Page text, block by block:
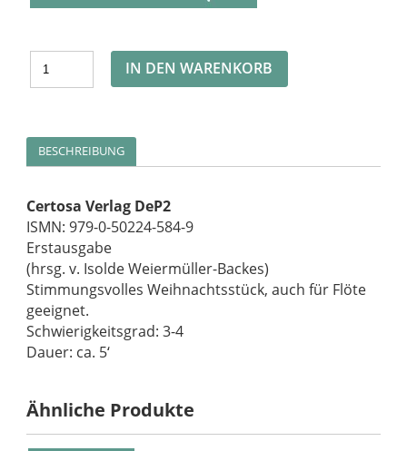
IN DEN WARENKORB
BESCHREIBUNG
Certosa Verlag DeP2
ISMN: 979-0-50224-584-9
Erstausgabe
(hrsg. v. Isolde Weiermüller-Backes)
Stimmungsvolles Weihnachtsstück, auch für Flöte
geeignet.
Schwierigkeitsgrad: 3-4
Dauer: ca. 5‘
Ähnliche Produkte